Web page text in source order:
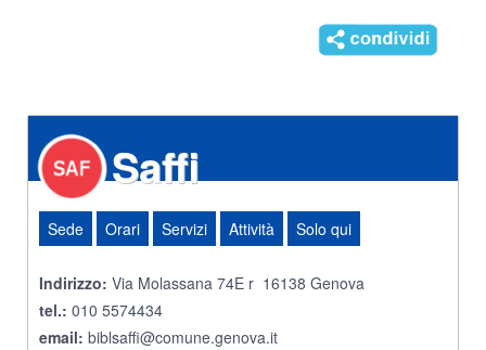
Saffi
Sede Orari Servizi Attività Solo qui
Indirizzo: Via Molassana 74E r 16138 Genova
tel.: 010 5574434
email: biblsaffi@comune.genova.it